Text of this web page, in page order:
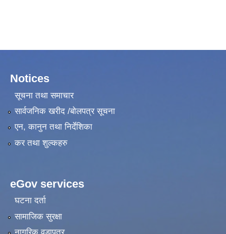
Notices
सूचना तथा समाचार
सार्वजनिक खरीद /बोलपत्र सूचना
एन, कानुन तथा निर्देशिका
कर तथा शुल्कहरु
eGov services
घटना दर्ता
सामाजिक सुरक्षा